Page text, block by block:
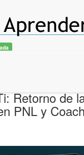
Retorno de
PNL y